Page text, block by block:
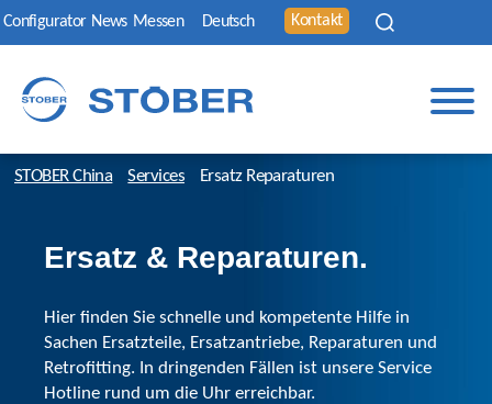
Configurator News Messen Deutsch Kontakt
STOBER China Services Ersatz Reparaturen
Ersatz & Reparaturen.
Hier finden Sie schnelle und kompetente Hilfe in
Sachen Ersatzteile, Ersatzantriebe, Reparaturen und
Retrofitting. In dringenden Fällen ist unsere Service
Hotline rund um die Uhr erreichbar.